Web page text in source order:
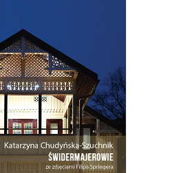
domy duchy, domy
uśpione i domy
skarbonki i domy